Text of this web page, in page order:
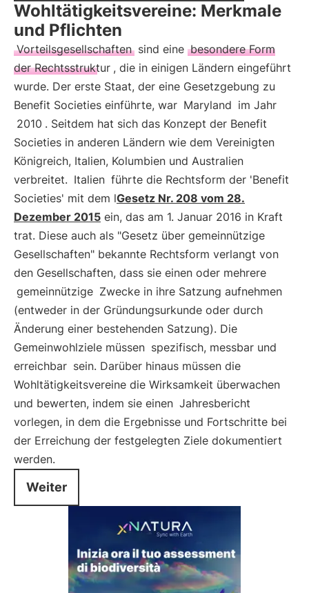
Wohltätigkeitsvereine: Merkmale
und Pflichten
Vorteilsgesellschaften sind eine besondere Form
der Rechtsstruktur , die in einigen Ländern eingeführt
wurde. Der erste Staat, der eine Gesetzgebung zu
Benefit Societies einführte, war Maryland im Jahr
2010 . Seitdem hat sich das Konzept der Benefit
Societies in anderen Ländern wie dem Vereinigten
Königreich, Italien, Kolumbien und Australien
verbreitet. Italien führte die Rechtsform der 'Benefit
Societies' mit dem lGesetz Nr. 208 vom 28.
Dezember 2015 ein, das am 1. Januar 2016 in Kraft
trat. Diese auch als "Gesetz über gemeinnützige
Gesellschaften" bekannte Rechtsform verlangt von
den Gesellschaften, dass sie einen oder mehrere
gemeinnützige Zwecke in ihre Satzung aufnehmen
(entweder in der Gründungsurkunde oder durch
Änderung einer bestehenden Satzung). Die
Gemeinwohlziele müssen spezifisch, messbar und
erreichbar sein. Darüber hinaus müssen die
Wohltätigkeitsvereine die Wirksamkeit überwachen
und bewerten, indem sie einen Jahresbericht
vorlegen, in dem die Ergebnisse und Fortschritte bei
der Erreichung der festgelegten Ziele dokumentiert
werden.
Weiter